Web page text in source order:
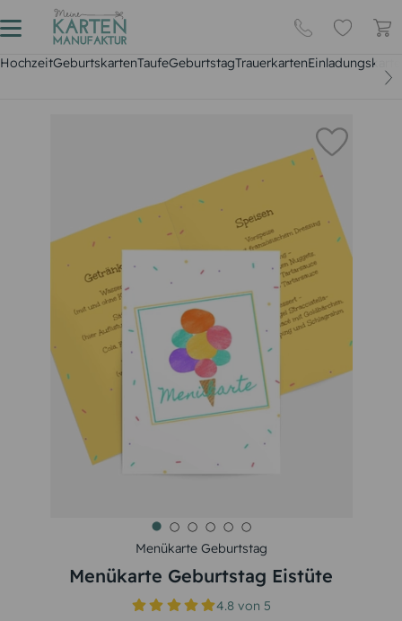
HochzeitGeburtskartenTaufeGeburtstagTrauerkarten
Menükarte Geburtstag
Menükarte Geburtstag Eistüte
4.8 von5